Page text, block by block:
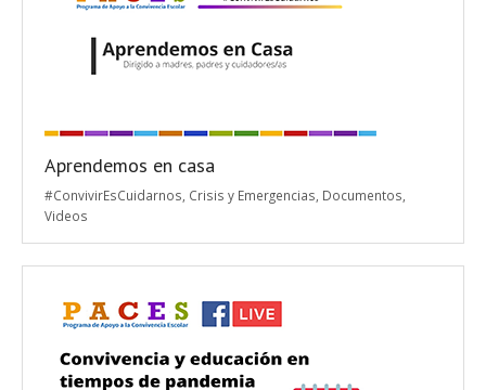
Aprendemos en casa
#ConvivirEsCuidarnos Crisis y Emergencias Documentos
Videos